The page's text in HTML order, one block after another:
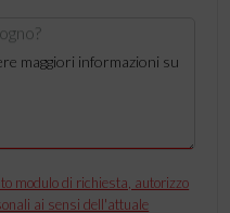
modulo di richiesta, autorizzo
ai sensi dell'attuale